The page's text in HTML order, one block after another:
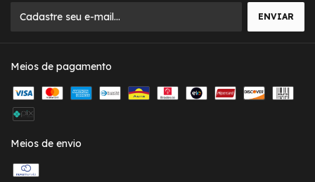
Meios de pagamento
Meios de envio